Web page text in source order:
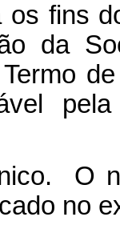
os fins
da
O
no